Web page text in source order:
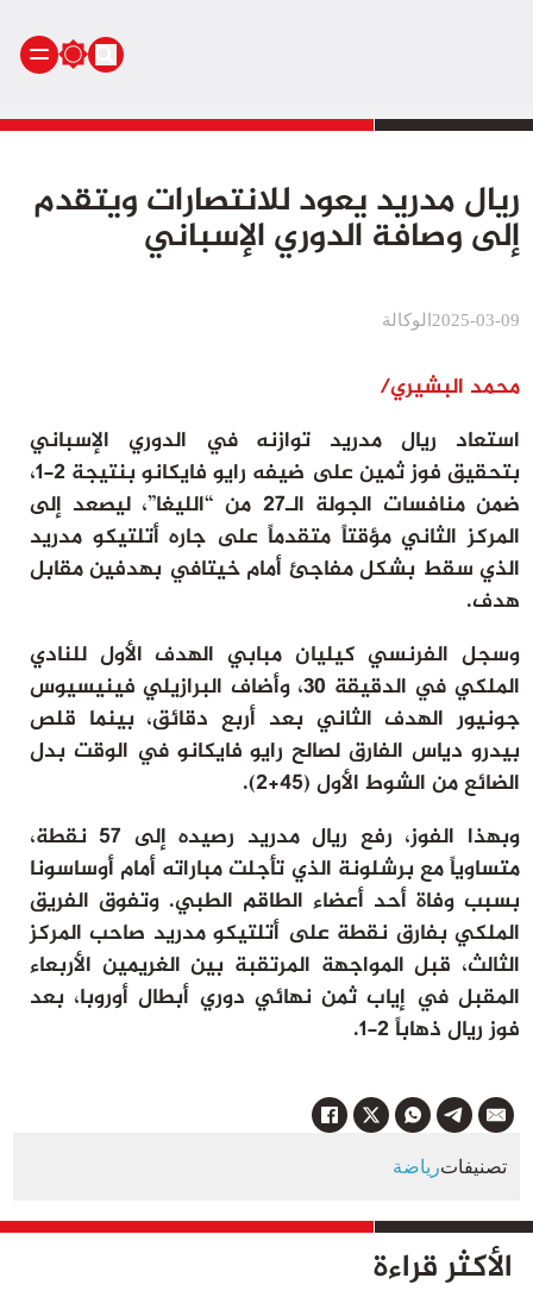
أنشطة ملكية
أنشطة برلمانية
أخبار وطنية
رياضة
صحة
بيئة
ثقافة وفن
منوعات
الأكثر قراءة
ريال مدريد يعود للانتصارات ويتقدم
إلى وصافة الدوري الإسباني
الوكالة2025-03-09
محمد البشيري/
استعاد ريال مدريد توازنه في الدوري الإسباني
بتحقيق فوز ثمين على ضيفه رايو فايكانو بنتيجة 2-1،
ضمن منافسات الجولة الـ27 من “الليغا”، ليصعد إلى
المركز الثاني مؤقتاً متقدماً على جاره أتلتيكو مدريد
الذي سقط بشكل مفاجئ أمام خيتافي بهدفين مقابل
هدف.
وسجل الفرنسي كيليان مبابي الهدف الأول للنادي
الملكي في الدقيقة 30، وأضاف البرازيلي فينيسيوس
جونيور الهدف الثاني بعد أربع دقائق، بينما قلص
بيدرو دياس الفارق لصالح رايو فايكانو في الوقت بدل
الضائع من الشوط الأول (45+2).
وبهذا الفوز، رفع ريال مدريد رصيده إلى 57 نقطة،
متساوياً مع برشلونة الذي تأجلت مباراته أمام أوساسونا
بسبب وفاة أحد أعضاء الطاقم الطبي. وتفوق الفريق
الملكي بفارق نقطة على أتلتيكو مدريد صاحب المركز
الثالث، قبل المواجهة المرتقبة بين الغريمين الأربعاء
المقبل في إياب ثمن نهائي دوري أبطال أوروبا، بعد
فوز ريال ذهاباً 2-1.
رياضةتصنيفات